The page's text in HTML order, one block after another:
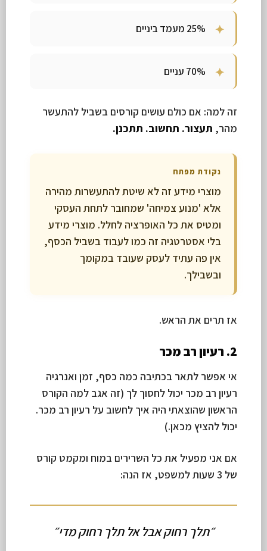
25% מעמד ביניים
70% עניים
זה למה: אם כולם עושים קורסים בשביל להתעשר
מהר, תעצור. תחשוב. תתכנן.
נקודת מפתח
מוצרי מידע זה לא שיטת להתעשרות מהירה
אלא 'מנוע צמיחה' שמחובר לתחת העסקי
ומטיס את כל האופרציה לחלל. מוצרי מידע
בלי אסטרטגיה זה כמו לעבוד בשביל הכסף,
אין פה עתיד לעסק שעובד במקומך
ובשבילך.
אז תרים את הראש.
2. רעיון רב מכר
אי אפשר לתאר בכתיבה כמה כסף, זמן ואנרגיה
רעיון רב מכר יכול לחסוך לך (זה אגב למה הקורס
הראשון שהוצאתי היה איך לחשוב על רעיון רב מכר.
יכול להציץ מכאן.)
אם אני מפעיל את כל השרירים במוח ומקמט קורס
של 3 שעות למשפט, אז הנה:
״תלך רחוק אבל אל תלך רחוק מדי״